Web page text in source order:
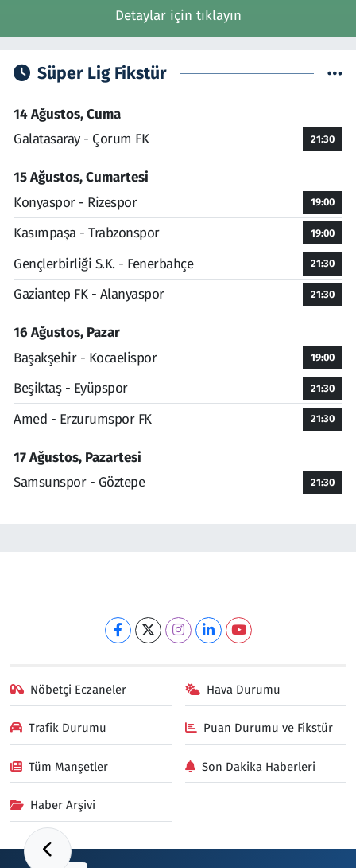
Detaylar için tıklayın
Süper Lig Fikstür
14 Ağustos, Cuma
Galatasaray - Çorum FK
21:30
15 Ağustos, Cumartesi
Konyaspor - Rizespor
19:00
Kasımpaşa - Trabzonspor 19:00
Gençlerbirliği S.K. - Fenerbahçe 21:30
Gaziantep FK - Alanyaspor 21:30
16 Ağustos, Pazar
Başakşehir - Kocaelispor
19:00
Beşiktaş - Eyüpspor 21:30
Amed - Erzurumspor FK 21:30
17 Ağustos, Pazartesi
Samsunspor - Göztepe
21:30
Nöbetçi Eczaneler Hava Durumu
Trafik Durumu Puan Durumu ve Fikstür
Tüm Manşetler Son Dakika Haberleri
Haber Arşivi